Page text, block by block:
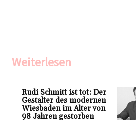
Weiterlesen
Rudi Schmitt ist tot: Der
Gestalter des modernen
Wiesbaden im Alter von
98 Jahren gestorben